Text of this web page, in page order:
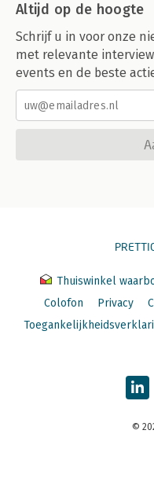
Altijd op de hoogte
Schrijf u in voor onze
met relevante
events en de beste
Thuiswinkel
Colofon
Privacy
©